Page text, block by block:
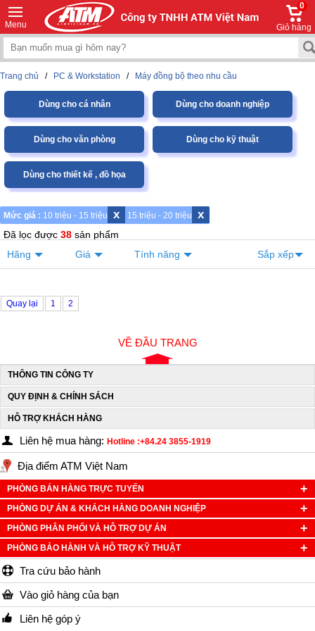
Menu
0
Giỏ hàng
Trang chủ / PC & Workstation / Máy đồng bộ theo nhu cầu
Dùng cho cá nhân Dùng cho doanh nghiệp
Dùng cho văn phòng Dùng cho kỹ thuật
Dùng cho thiết kế , đồ họa
Mức giá : 10 triệu - 15 triệu x 15 triệu - 20 triệu x
Đã lọc được 38 sản phẩm
Hãng
Giá Tính năng Sắp xếp
Quay lại 1 2
VỀ ĐẦU TRANG
THÔNG TIN CÔNG TY
QUY ĐỊNH & CHÍNH SÁCH
HỖ TRỢ KHÁCH HÀNG
Liên hệ mua hàng: Hotline :+84.24 3855-1919
Địa điểm ATM Việt Nam
PHÒNG BÁN HÀNG TRỰC TUYẾN
PHÒNG DỰ ÁN & KHÁCH HÀNG DOANH NGHIỆP
PHÒNG PHÂN PHỐI VÀ HỖ TRỢ DỰ ÁN
PHÒNG BẢO HÀNH VÀ HỖ TRỢ KỸ THUẬT
Tra cứu bảo hành
Vào giỏ hàng của bạn
Liên hệ góp ý